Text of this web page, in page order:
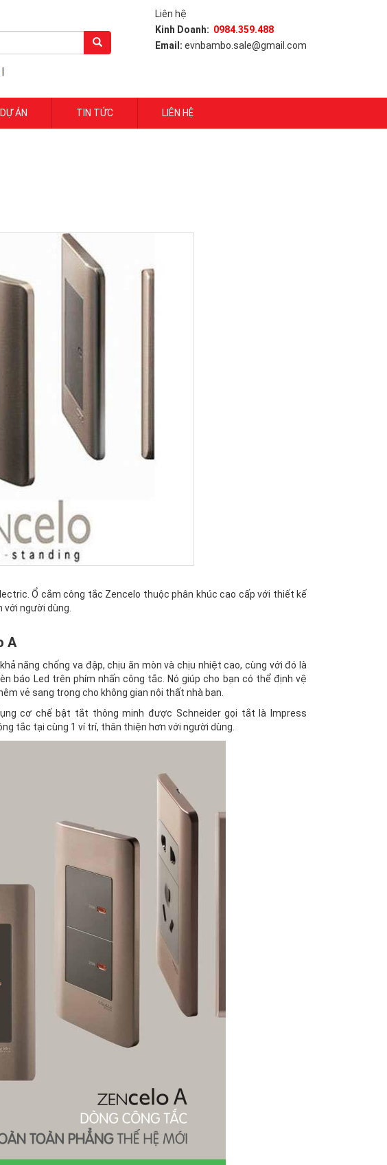
Liên hệ
Kinh Doanh: 0984.359.488
Email: evnbambo.sale@gmail.com
DỰ ÁN TIN TỨC LIÊN HỆ
Ổ cắm công tắc Zencelo thuộc phân khúc cao cấp với thiết kế
người dùng.
A
năng chống va đập, chịu ăn mòn và chịu nhiệt cao, cùng với đó là
báo Led trên phím nhấn công tắc. Nó giúp cho bạn có thể định vệ
vẻ sang trọng cho không gian nội thất nhà bạn.
cơ chế bật tắt thông minh được Schneider gọi tắt là Impress
tắc tại cùng 1 ví trí, thân thiện hơn với người dùng.